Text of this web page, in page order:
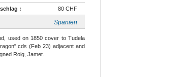
: 80 CHF
Spanien
used on 1850 cover to Tudela
cds (Feb 23) adjacent and
Roig, Jamet.